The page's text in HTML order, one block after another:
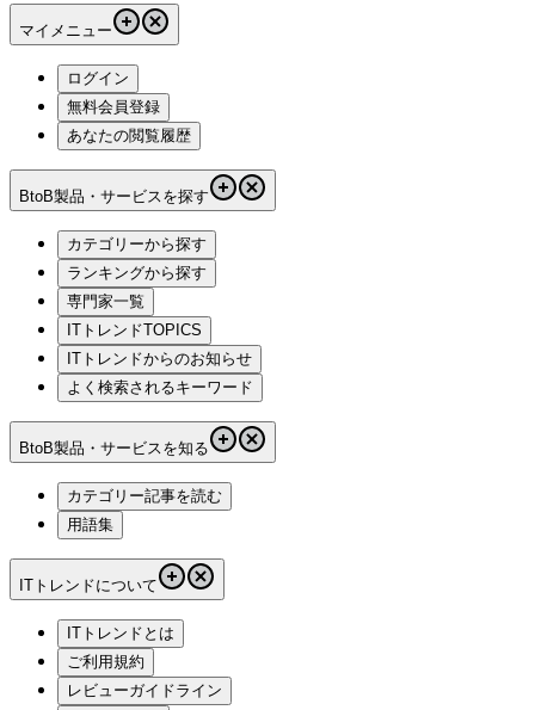
マイメニュー
ログイン
無料会員登録
あなたの閲覧履歴
BtoB製品・サービスを探す
カテゴリーから探す
ランキングから探す
専門家一覧
ITトレンドTOPICS
ITトレンドからのお知らせ
よく検索されるキーワード
BtoB製品・サービスを知る
カテゴリー記事を読む
用語集
ITトレンドについて
ITトレンドとは
ご利用規約
レビューガイドライン